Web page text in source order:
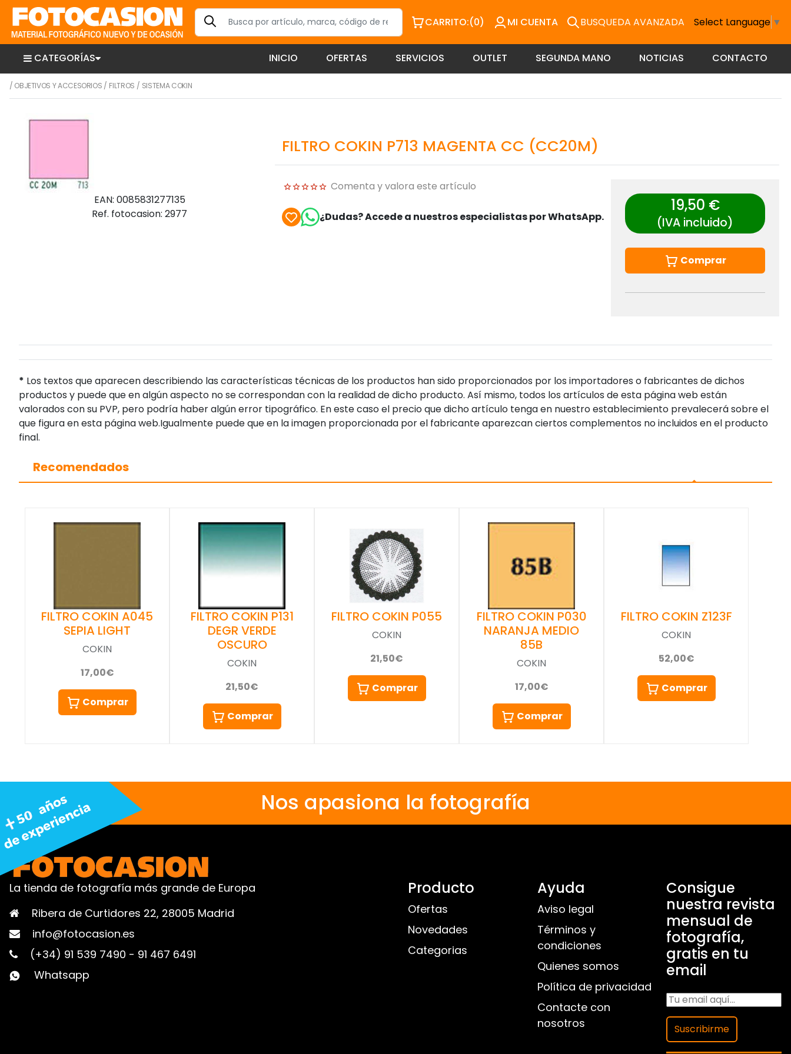
CARRITO:(0) MI CUENTA BUSQUEDA AVANZADA Select Language ▼
CATEGORÍAS INICIO OFERTAS SERVICIOS OUTLET SEGUNDA MANO NOTICIAS CONTACTO
/ OBJETIVOS Y ACCESORIOS / FILTROS / SISTEMA COKIN
EAN: 0085831277135
Ref. fotocasion: 2977
FILTRO COKIN P713 MAGENTA CC (CC20M)
Comenta y valora este artículo
¿Dudas? Accede a nuestros especialistas por WhatsApp.
19,50 €
(IVA incluido)
Comprar
* Los textos que aparecen describiendo las características técnicas de los productos han sido proporcionados por los importadores o fabricantes de dichos
productos y puede que en algún aspecto no se correspondan con la realidad de dicho producto. Así mismo, todos los artículos de esta página web están
valorados con su PVP, pero podría haber algún error tipográfico. En este caso el precio que dicho artículo tenga en nuestro establecimiento prevalecerá sobre el
que figura en esta página web.Igualmente puede que en la imagen proporcionada por el fabricante aparezcan ciertos complementos no incluidos en el producto
final.
Recomendados
FILTRO COKIN A045
SEPIA LIGHT
COKIN
17,00€
Comprar
FILTRO COKIN P131
DEGR VERDE
OSCURO
COKIN
21,50€
Comprar
FILTRO COKIN P055
COKIN
21,50€
Comprar
FILTRO COKIN P030
NARANJA MEDIO
85B
COKIN
17,00€
Comprar
FILTRO COKIN Z123F
COKIN
52,00€
Comprar
Nos apasiona la fotografía
La tienda de fotografía más grande de Europa
Ribera de Curtidores 22, 28005 Madrid
info@fotocasion.es
(+34) 91 539 7490 - 91 467 6491
Whatsapp
Producto
Ofertas
Novedades
Categorias
Ayuda
Aviso legal
Términos y
condiciones
Quienes somos
Política de privacidad
Contacte con
nosotros
Consigue
nuestra revista
mensual de
fotografía,
gratis en tu
email
Suscribirme